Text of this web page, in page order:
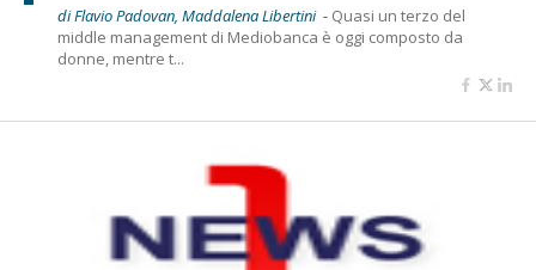
di Flavio Padovan, Maddalena Libertini - Quasi un terzo del
middle management di Mediobanca è oggi composto da
donne, mentre t...